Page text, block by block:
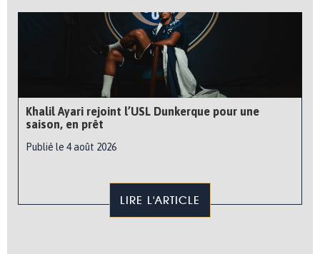
Khalil Ayari rejoint l’USL Dunkerque pour une
saison, en prêt
Publié le 4 août 2026
LIRE L'ARTICLE